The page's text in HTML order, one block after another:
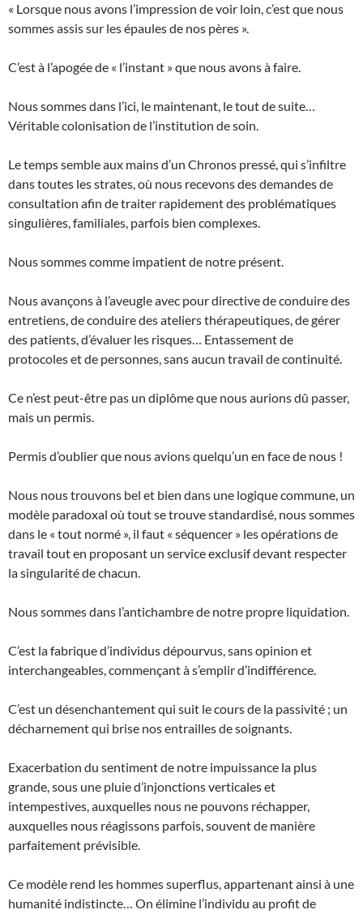
« Lorsque nous avons l’impression de voir loin, c’est que nous
sommes assis sur les épaules de nos pères ».
C’est à l’apogée de « l’instant » que nous avons à faire.
Nous sommes dans l’ici, le maintenant, le tout de suite…
Véritable colonisation de l’institution de soin.
Le temps semble aux mains d’un Chronos pressé, qui s’infiltre
dans toutes les strates, où nous recevons des demandes de
consultation afin de traiter rapidement des problématiques
singulières, familiales, parfois bien complexes.
Nous sommes comme impatient de notre présent.
Nous avançons à l’aveugle avec pour directive de conduire des
entretiens, de conduire des ateliers thérapeutiques, de gérer
des patients, d’évaluer les risques… Entassement de
protocoles et de personnes, sans aucun travail de continuité.
Ce n’est peut-être pas un diplôme que nous aurions dû passer,
mais un permis.
Permis d’oublier que nous avions quelqu’un en face de nous !
Nous nous trouvons bel et bien dans une logique commune, un
modèle paradoxal où tout se trouve standardisé, nous sommes
dans le « tout normé », il faut « séquencer » les opérations de
travail tout en proposant un service exclusif devant respecter
la singularité de chacun.
Nous sommes dans l’antichambre de notre propre liquidation.
C’est la fabrique d’individus dépourvus, sans opinion et
interchangeables, commençant à s’emplir d’indifférence.
C’est un désenchantement qui suit le cours de la passivité ; un
décharnement qui brise nos entrailles de soignants.
Exacerbation du sentiment de notre impuissance la plus
grande, sous une pluie d’injonctions verticales et
intempestives, auxquelles nous ne pouvons réchapper,
auxquelles nous réagissons parfois, souvent de manière
parfaitement prévisible.
Ce modèle rend les hommes superflus, appartenant ainsi à une
humanité indistincte… On élimine l’individu au profit de